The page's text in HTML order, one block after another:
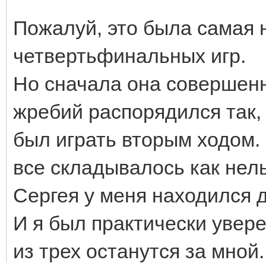
Пожалуй, это была самая
четвертьфинальных игр.
Но сначала она
жребий распорядился
был играть вторым
все складывалось как
Сергея у меня находился
И я был практически
из трех останутся за